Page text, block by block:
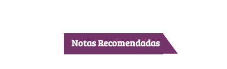
Notas Recomendadas